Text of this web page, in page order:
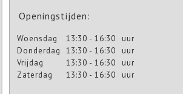
Openingstijden:
Woensdag 13:30 - 16:30
uur
Donderdag
13:30 - 16:30
uur
Vrijdag
13:30 - 16:30
uur
Zaterdag
13:30 - 16:30 uur